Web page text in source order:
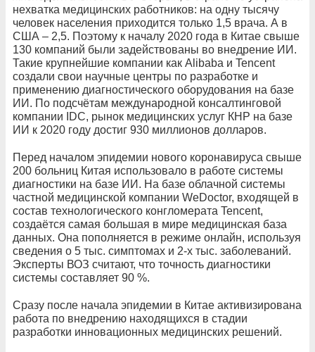
нехватка медицинских работников: на одну тысячу
человек населения приходится только 1,5 врача. А в
США – 2,5. Поэтому к началу 2020 года в Китае свыше
130 компаний были задействованы во внедрение ИИ.
Такие крупнейшие компании как Alibaba и Tencent
создали свои научные центры по разработке и
применению диагностического оборудования на базе
ИИ. По подсчётам международной консалтинговой
компании IDC, рынок медицинских услуг КНР на базе
ИИ к 2020 году достиг 930 миллионов долларов.
Перед началом эпидемии нового коронавируса свыше
200 больниц Китая использовало в работе системы
диагностики на базе ИИ. На базе облачной системы
частной медицинской компании WeDoctor, входящей в
состав технологического конгломерата Tencent,
создаётся самая большая в мире медицинская база
данных. Она пополняется в режиме онлайн, используя
сведения о 5 тыс. симптомах и 2-х тыс. заболеваний.
Эксперты ВОЗ считают, что точность диагностики
системы составляет 90 %.
Сразу после начала эпидемии в Китае активизирована
работа по внедрению находящихся в стадии
разработки инновационных медицинских решений.